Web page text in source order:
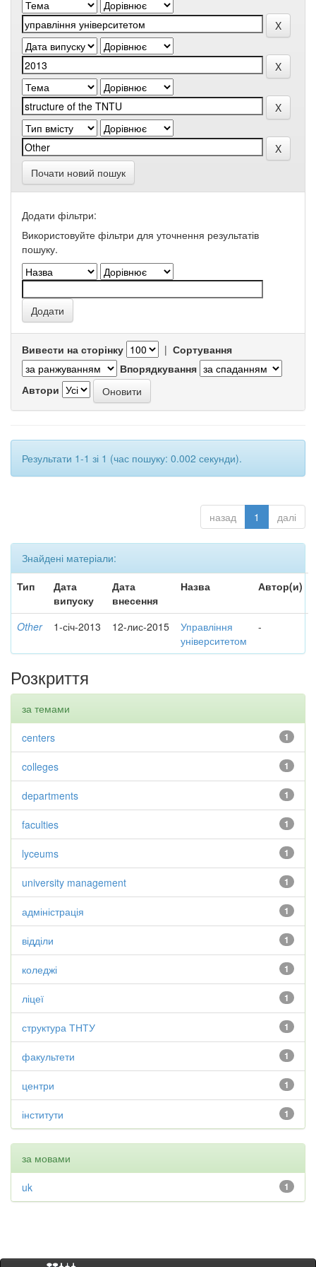
Почати новий пошук
Додати фільтри:
Використовуйте фільтри для уточнення результатів
пошуку.
Вивести на сторінку | Сортування
Впорядкування
Автори
Результати 1-1 зі 1 (час пошуку: 0.002 секунди).
назад 1 далі
Знайдені матеріали:
Тип
Дата
випуску
Дата
внесення
Назва Автор(и)
Other 1-січ-2013 12-лис-2015
Управління
університетом
-
Розкриття
за темами
1
centers
1
colleges
1
departments
1
faculties
1
lyceums
1
university management
1
адміністрація
1
відділи
1
коледжі
1
ліцеї
1
структура ТНТУ
1
факультети
1
центри
1
інститути
за мовами
1
uk